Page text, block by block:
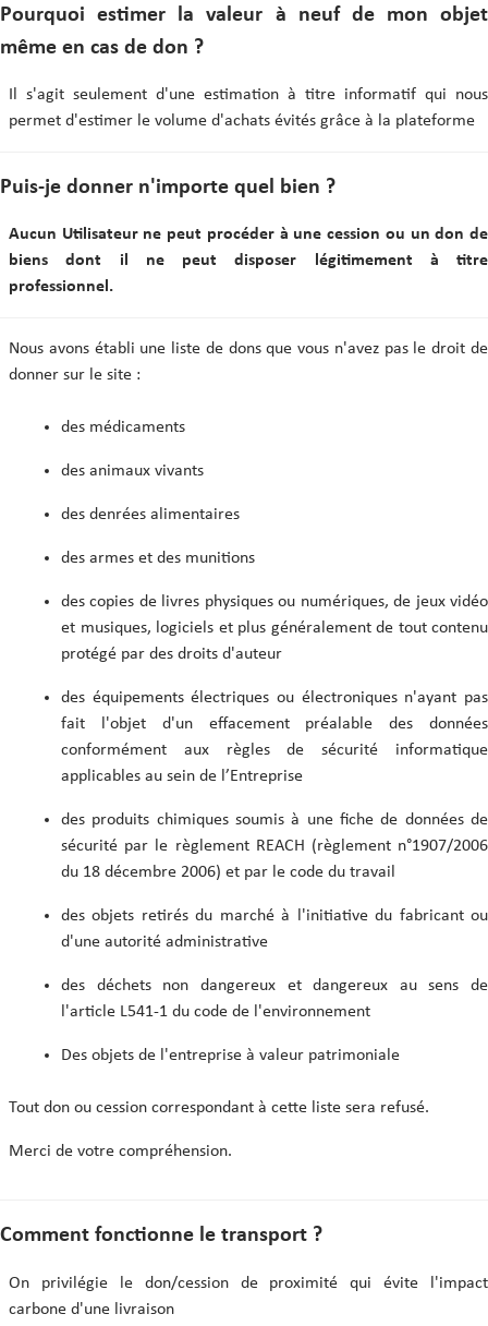
Pourquoi estimer la valeur à neuf de mon objet
même en cas de don ?
Il s'agit seulement d'une estimation à titre informatif qui nous
permet d'estimer le volume d'achats évités grâce à la plateforme
Puis-je donner n'importe quel bien ?
Aucun Utilisateur ne peut procéder à une cession ou un don de
biens dont il ne peut disposer légitimement à titre
professionnel.
Nous avons établi une liste de dons que vous n'avez pas le droit de
donner sur le site :
des médicaments
des animaux vivants
des denrées alimentaires
des armes et des munitions
des copies de livres physiques ou numériques, de jeux vidéo
et musiques, logiciels et plus généralement de tout contenu
protégé par des droits d'auteur
des équipements électriques ou électroniques n'ayant pas
fait l'objet d'un effacement préalable des données
conformément aux règles de sécurité informatique
applicables au sein de l’Entreprise
des produits chimiques soumis à une fiche de données de
sécurité par le règlement REACH (règlement n°1907/2006
du 18 décembre 2006) et par le code du travail
des objets retirés du marché à l'initiative du fabricant ou
d'une autorité administrative
des déchets non dangereux et dangereux au sens de
l'article L541-1 du code de l'environnement
Des objets de l'entreprise à valeur patrimoniale
Tout don ou cession correspondant à cette liste sera refusé.
Merci de votre compréhension.
Comment fonctionne le transport ?
On privilégie le don/cession de proximité qui évite l'impact
carbone d'une livraison